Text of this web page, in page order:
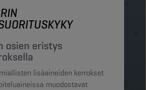
osien eristys
lisäaineiden kerrokset
muodostavat